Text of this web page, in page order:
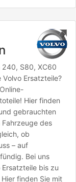
240, S80, XC60
Ersatzteile?
Hier finden
gebrauchten
des
ob
– auf
Bei uns
bis zu
finden Sie mit